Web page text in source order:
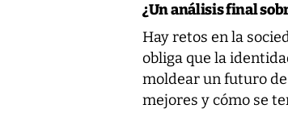
¿Un análisis final
Hay retos en la
obliga que la
moldear un futuro
mejores y cómo se